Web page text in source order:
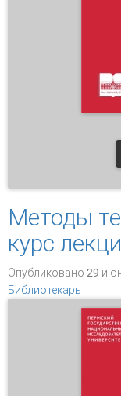
Методы
курс
Опубликовано 29
Библиотекарь